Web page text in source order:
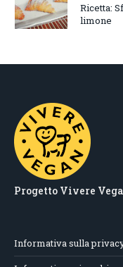
Ricetta:
limone
Progetto Vivere
Informativa sulla